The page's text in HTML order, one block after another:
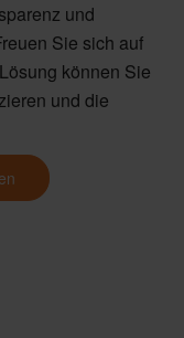
und
Sie sich auf
können Sie
und die